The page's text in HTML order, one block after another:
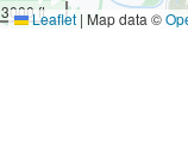
3000 ftLeaflet | Map data ©